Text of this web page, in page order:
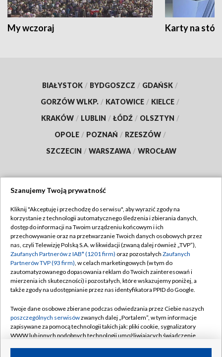
My wczoraj Karty na
BIAŁYSTOK / BYDGOSZCZ / GDAŃSK /
GORZÓW WLKP. / KATOWICE / KIELCE /
KRAKÓW / LUBLIN / ŁÓDŹ / OLSZTYN /
OPOLE / POZNAŃ / RZESZÓW /
SZCZECIN / WARSZAWA / WROCŁAW
TVP
Abonament TVP
Emisja w TVP
Centrum informacji TVP
Naziemna Telewizja Cyfrowa
Rada Programowa
System NOS
Informacje o nadawcy
Regulamin TVP
Polityka prywatności
Moje zgody
Pomoc
Kontakt
Kanały
Szanujemy Twoją prywatność
Kliknij "Akceptuję i przechodzę do serwisu", aby wyrazić zgody na
korzystanie z technologii automatycznego śledzenia i zbierania danych,
dostęp do informacji na Twoim urządzeniu końcowym i ich
przechowywanie oraz na przetwarzanie Twoich danych osobowych przez
nas, czyli Telewizję Polską S.A. w likwidacji (zwaną dalej również „TVP”),
Zaufanych Partnerów z IAB* (1201 firm) oraz pozostałych Zaufanych
Partnerów TVP (93 firm), w celach marketingowych (w tym do
zautomatyzowanego dopasowania reklam do Twoich zainteresowań i
mierzenia ich skuteczności) i pozostałych, które wskazujemy poniżej, a
także zgody na udostępnianie przez nas identyfikatora PPID do Google.
Twoje dane osobowe zbierane podczas odwiedzania przez Ciebie naszych
poszczególnych serwisówzwanych dalej „Portalem”, w tym informacje
zapisywane za pomocą technologii takich jak: pliki cookie, sygnalizatory
WWW lub innych podobnych technologii umożliwiających świadczenie